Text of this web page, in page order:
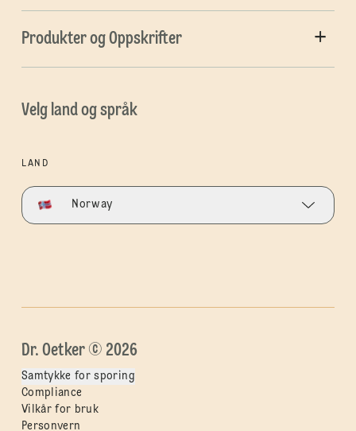
Produkter og Oppskrifter
Velg land og språk
LAND
Norway
Dr. Oetker © 2026
Samtykke for sporing
Compliance
Vilkår for bruk
Personvern